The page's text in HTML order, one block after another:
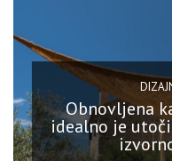
Obnovljena
idealno je